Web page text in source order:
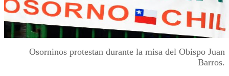
Osorninos protestan durante la misa del Obispo Juan
Barros.